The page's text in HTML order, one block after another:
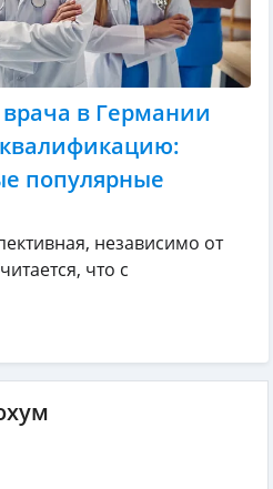
в Германии
популярные
независимо от
что с